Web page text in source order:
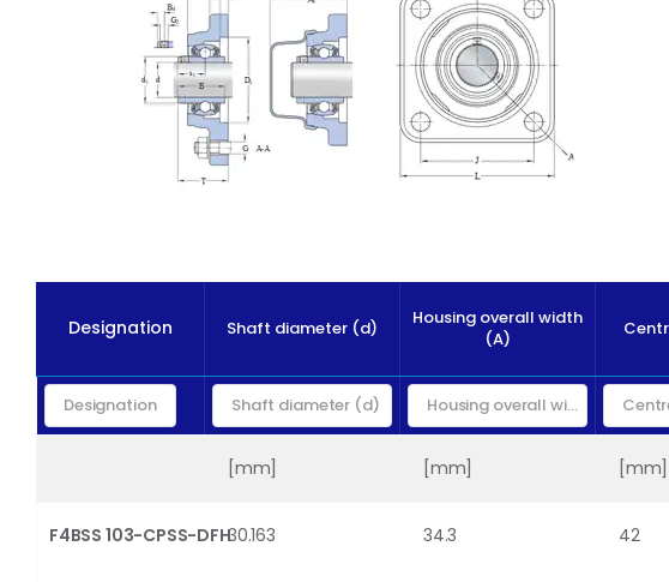
Designation Shaft diameter (d)
Housing overall width
(A)
[mm] [mm] [mm]
F4BSS 103-CPSS-DFH30.163 34.3 42